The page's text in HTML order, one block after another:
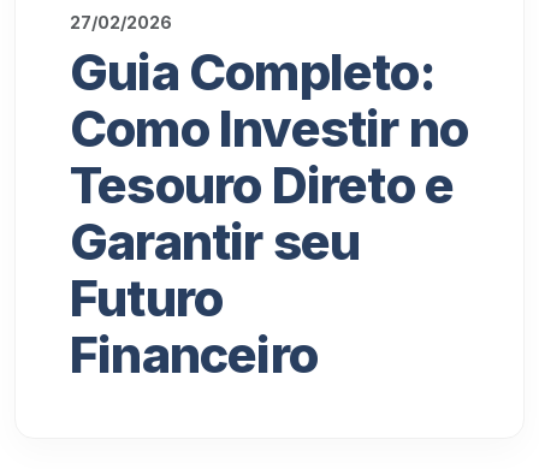
27/02/2026
Guia Completo:
Como Investir no
Tesouro Direto e
Garantir seu
Futuro
Financeiro